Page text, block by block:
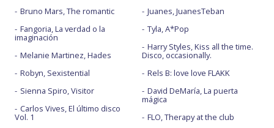
Bruno Mars, The romantic
Fangoria, La verdad o la
imaginación
Melanie Martinez, Hades
Robyn, Sexistential
Sienna Spiro, Visitor
Carlos Vives, El último disco
Vol. 1
Juanes, JuanesTeban
Tyla, A*Pop
Harry Styles, Kiss all the time.
Disco, occasionally.
Rels B: love love FLAKK
David DeMaría, La puerta
mágica
FLO, Therapy at the club